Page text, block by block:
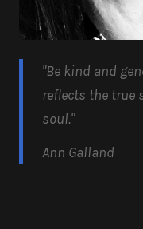
"Be kind and
reflects the true
soul."
Ann Galland